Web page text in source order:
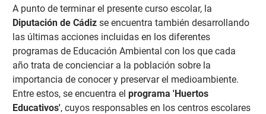
A punto de terminar el presente curso escolar, la
Diputación de Cádizse encuentra también desarrollando
las últimas acciones incluidas en los diferentes
programas de Educación Ambiental con los que cada
año trata de concienciar a la población sobre la
importancia de conocer y preservar el medioambiente.
Entre estos, se encuentra el programa 'Huertos
Educativos', cuyos responsables en los centros escolares